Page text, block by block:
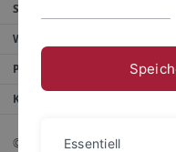
Service
Weitere Angebote
Portale
Kontaktinfo
© 2026 Eberhard Karls
Essentiell